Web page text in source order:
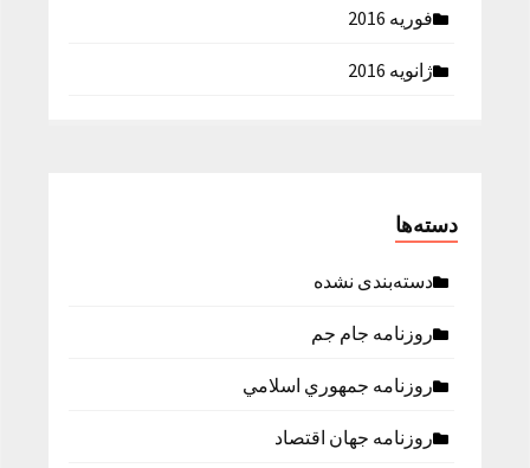
فوریه 2016
ژانویه 2016
دسته‌ها
دسته‌بندی نشده
روزنامه جام جم
روزنامه جمهوري اسلامي
روزنامه جهان اقتصاد